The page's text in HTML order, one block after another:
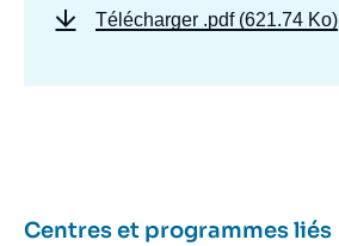
Télécharger .pdf (621.74 Ko)
Centres et programmes liés